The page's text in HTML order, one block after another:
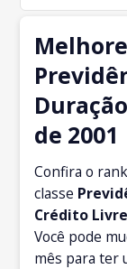
de 2001
Confira o
classe
Crédito Livre
Você pode
mês para ter